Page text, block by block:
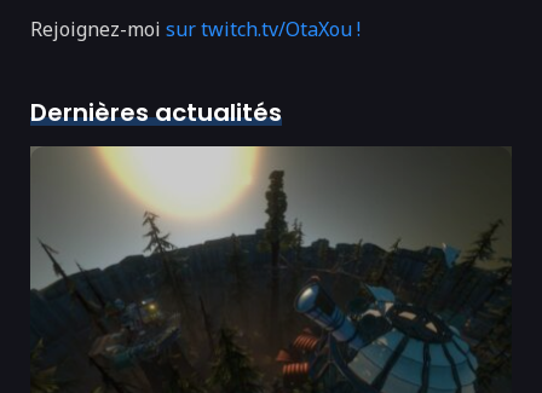
Rejoignez-moi sur twitch.tv/OtaXou !
Dernières actualités